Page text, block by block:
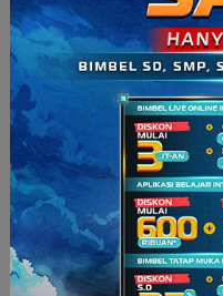
tinggi menyebabkan
es raksasa. Eits, tidak
ekstrem dari biasanya
longsor.
Baca Juga:
Bencana
Dampaknya
7. Kepunahan
Hayati